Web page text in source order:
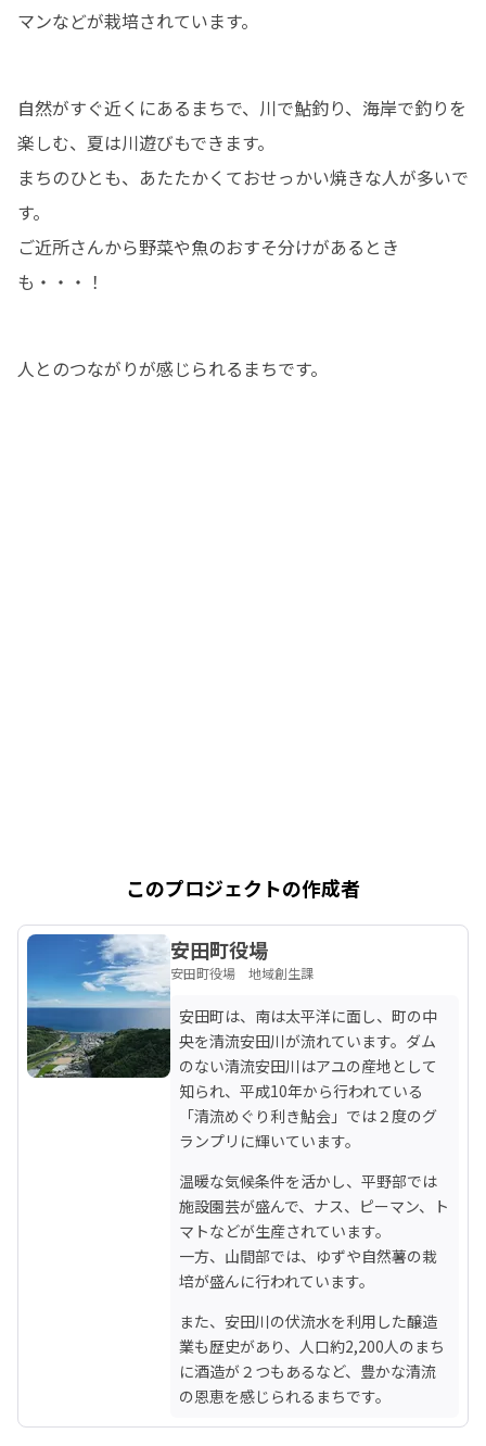
マンなどが栽培されています。
自然がすぐ近くにあるまちで、川で鮎釣り、海岸で釣りを
楽しむ、夏は川遊びもできます。
まちのひとも、あたたかくておせっかい焼きな人が多いで
す。
ご近所さんから野菜や魚のおすそ分けがあるとき
も・・・！
人とのつながりが感じられるまちです。
このプロジェクトの作成者
安田町役場
安田町役場 地域創生課
安田町は、南は太平洋に面し、町の中
央を清流安田川が流れています。ダム
のない清流安田川はアユの産地として
知られ、平成10年から行われている
「清流めぐり利き鮎会」では２度のグ
ランプリに輝いています。
温暖な気候条件を活かし、平野部では
施設園芸が盛んで、ナス、ピーマン、ト
マトなどが生産されています。
一方、山間部では、ゆずや自然薯の栽
培が盛んに行われています。
また、安田川の伏流水を利用した醸造
業も歴史があり、人口約2,200人のまち
に酒造が２つもあるなど、豊かな清流
の恩恵を感じられるまちです。